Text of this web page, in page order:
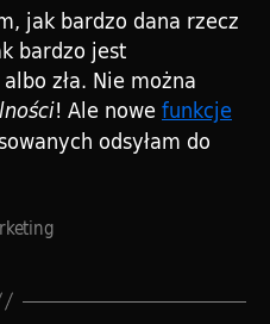
jak bardzo dana rzecz
bardzo jest
zła. Nie można
! Ale nowefunkcje
odsyłam do